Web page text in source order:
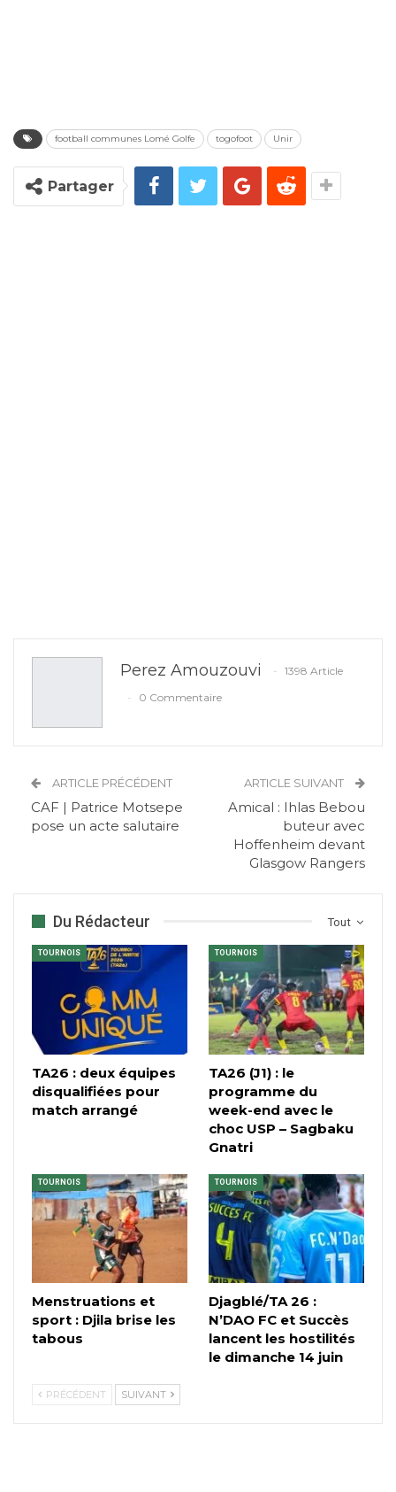
football communes Lomé Golfe togofoot Unir
Partager
Perez Amouzouvi
1398 Article
0 Commentaire
ARTICLE PRÉCÉDENT
CAF | Patrice Motsepe
pose un acte salutaire
ARTICLE SUIVANT
Amical : Ihlas Bebou
buteur avec
Hoffenheim devant
Glasgow Rangers
Tout
Du Rédacteur
TOURNOIS
TA26 : deux équipes
disqualifiées pour
match arrangé
TOURNOIS
TA26 (J1) : le
programme du
week-end avec le
choc USP – Sagbaku
Gnatri
TOURNOIS
Menstruations et
sport : Djila brise les
tabous
TOURNOIS
Djagblé/TA 26 :
N’DAO FC et Succès
lancent les hostilités
le dimanche 14 juin
PRÉCÉDENT SUIVANT